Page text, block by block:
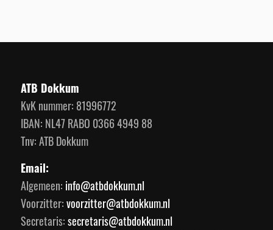
ATB Dokkum
KvK nummer: 81996772
IBAN: NL47 RABO 0366 4949 88
Tnv: ATB Dokkum
Email:
Algemeen: info@atbdokkum.nl
Voorzitter:voorzitter@atbdokkum.nl
Secretaris:secretaris@atbdokkum.nl